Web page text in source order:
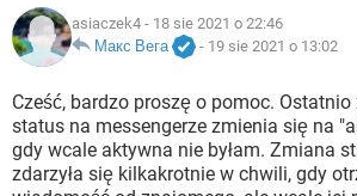
WINDOWS 10
INSTAGRAM
WINDOWS 10
GRY
IOS NETFLIX
INSTAGRAM FACEBOOK
WINDOWS 10
COVID-19
GRY
SPOTIFY NETFLIX
INSTAGRAM FACEBOOK
WINDOWS 10
ARTYKUŁY
COVID-19 TIKTOK
GRY
SPOTIFY NETFLIX
asiaczek4 - 18 sie 2021 o 22:46
Макс Вега
- 19 sie 2021 o 13:02
Cześć, bardzo proszę o pomoc. Ostatnio
status na messengerze zmienia się na
gdy wcale aktywna nie byłam. Zmiana
zdarzyła się kilkakrotnie w chwili, gdy